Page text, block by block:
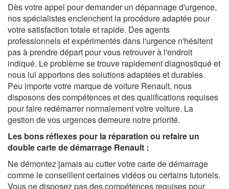
Dès votre appel pour demander un dépannage d'urgence,
nos spécialistes enclenchent la procédure adaptée pour
votre satisfaction totale et rapide. Des agents
professionnels et expérimentés dans l'urgence n'hésitent
pas à prendre départ pour vous retrouver à l'endroit
indiqué. Le problème se trouve rapidement diagnostiqué et
nous lui apportons des solutions adaptées et durables.
Peu importe votre marque de voiture Renault, nous
disposons des compétences et des qualifications requises
pour faire redémarrer normalement votre voiture. La
gestion de vos urgences demeure notre priorité.
Les bons réflexes pour la réparation ou refaire un
double carte de démarrage Renault :
Ne démontez jamais au cutter votre carte de démarrage
comme le conseillent certaines vidéos ou certains tutoriels.
Vous ne disposez pas des compétences requises pour